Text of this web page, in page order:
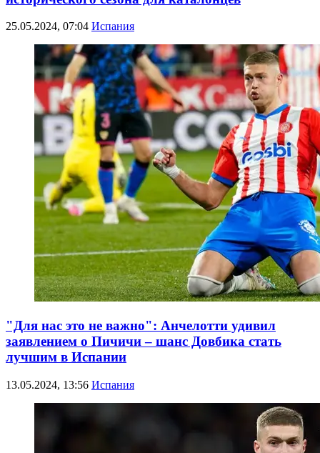
25.05.2024, 07:04 Испания
"Для нас это не важно": Анчелотти удивил
заявлением о Пичичи – шанс Довбика стать
лучшим в Испании
13.05.2024, 13:56 Испания